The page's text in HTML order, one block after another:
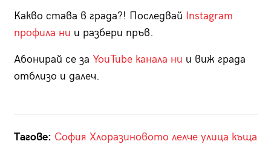
Какво става в града?! Последвай Instagram
профила ни и разбери пръв.
Абонирай се за YouTube канала ни и виж града
отблизо и далеч.
Тагове: София Хлоразиновото лелче улица къща